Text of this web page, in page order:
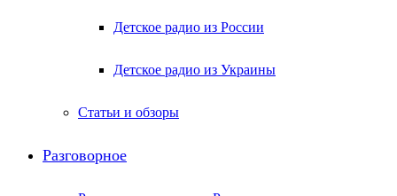
Детское радио из России
Детское радио из Украины
Статьи и обзоры
Разговорное